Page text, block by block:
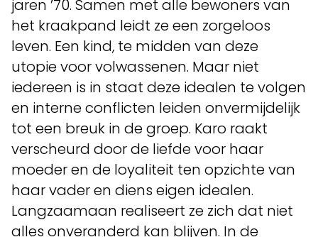
jaren ’70. Samen met alle bewoners van
het kraakpand leidt ze een zorgeloos
leven. Een kind, te midden van deze
utopie voor volwassenen. Maar niet
iedereen is in staat deze idealen te volgen
en interne conflicten leiden onvermijdelijk
tot een breuk in de groep. Karo raakt
verscheurd door de liefde voor haar
moeder en de loyaliteit ten opzichte van
haar vader en diens eigen idealen.
Langzaamaan realiseert ze zich dat niet
alles onveranderd kan blijven. In de